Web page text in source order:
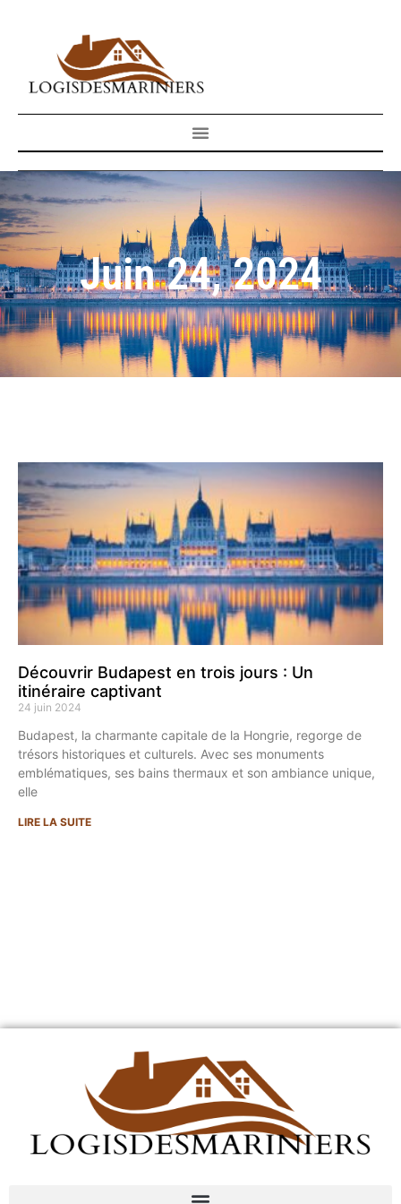
Juin 24, 2024
Découvrir Budapest en trois jours : Un
itinéraire captivant
24 juin 2024
Budapest, la charmante capitale de la Hongrie, regorge de
trésors historiques et culturels. Avec ses monuments
emblématiques, ses bains thermaux et son ambiance unique,
elle
LIRE LA SUITE